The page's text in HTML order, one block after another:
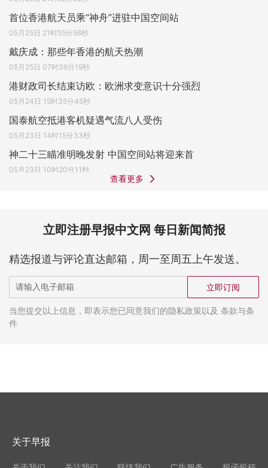
首位香港航天员乘“神舟”进驻中国空间站
05月25日 21时55分56秒
戴庆成：那些年香港的航天热潮
05月25日 07时36分19秒
港财政司长结束访欧：欧洲求变意识十分强烈
05月24日 15时35分45秒
国泰航空抵港客机疑遇气流八人受伤
05月23日 14时15分33秒
神二十三瞄准明晚发射 中国空间站将迎来首
05月23日 10时20分11秒
查看更多
立即注册早报中文网 每日新闻简报
精选报道与评论直达邮箱，周一至周五上午发送。
立即订阅
当您提交以上信息，即表示您已同意我们的隐私政策以及 条款与条
件
关于早报